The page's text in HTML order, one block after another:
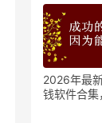
2026年最
钱软件合集